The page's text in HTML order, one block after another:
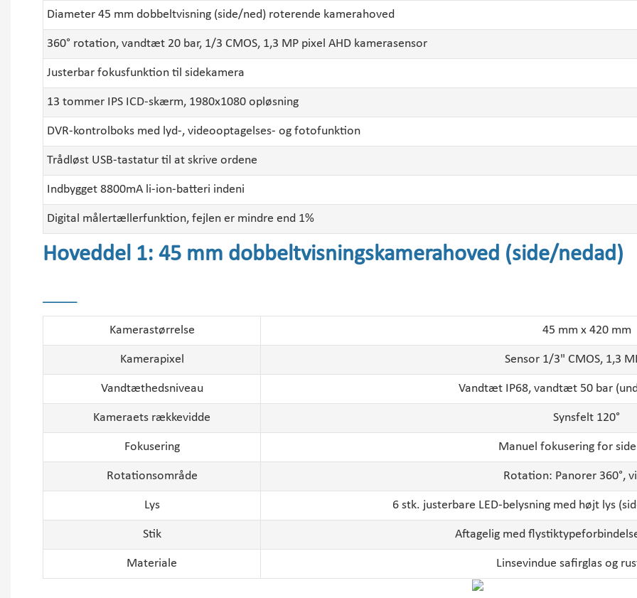
Diameter 45 mm dobbeltvisning (side/ned) roterende kamerahoved
360° rotation, vandtæt 20 bar, 1/3 CMOS, 1,3 MP pixel AHD kamerasensor
Justerbar fokusfunktion til sidekamera
13 tommer IPS ICD-skærm, 1980x1080 opløsning
DVR-kontrolboks med lyd-, videooptagelses- og fotofunktion
Trådløst USB-tastatur til at skrive ordene
Indbygget 8800mA li-ion-batteri indeni
Digital målertællerfunktion, fejlen er mindre end 1%
Hoveddel 1: 45 mm dobbeltvisningskamerahoved (side/nedad)
Kamerastørrelse 45 mm x 420 mm
Kamerapixel Sensor 1/3" CMOS, 1,3
Vandtæthedsniveau Vandtæt IP68, vandtæt 50 bar
Kameraets rækkevidde Synsfelt 120°
Fokusering Manuel fokusering for
Rotationsområde Rotation: Panorer 360°,
Lys 6 stk. justerbare LED-belysning med højt lys
Stik Aftagelig med
Materiale Linsevindue safirglas og